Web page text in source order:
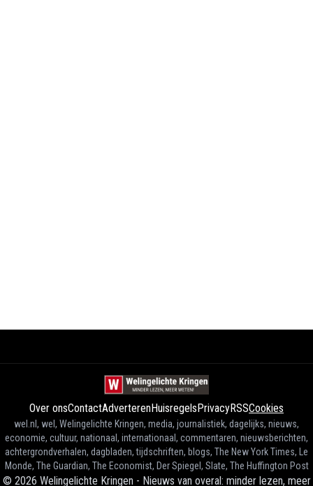
Over onsContactAdverterenHuisregelsPrivacyRSSCookies
wel.nl, wel, Welingelichte Kringen, media, journalistiek, dagelijks, nieuws,
economie, cultuur, nationaal, internationaal, commentaren, nieuwsberichten,
achtergrondverhalen, dagbladen, tijdschriften, blogs, The New York Times, Le
Monde, The Guardian, The Economist, Der Spiegel, Slate, The Huffington Post
© 2026 Welingelichte Kringen - Nieuws van overal: minder lezen, meer